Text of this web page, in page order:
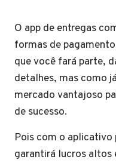
O app de entregas
formas de
que você fará parte,
detalhes, mas como
mercado vantajoso
de sucesso.
Pois com o aplicativo
garantirá lucros altos